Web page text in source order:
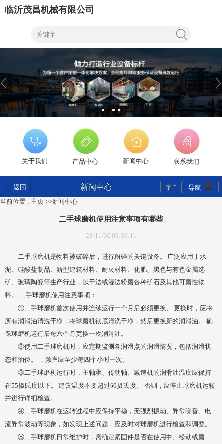
临沂茂昌机械有限公司
关于我们 产品中心 新闻中心 联系我们
返回 新闻中心 导航
字 +
当前位置 : 主页 >>新闻中心
二手球磨机使用注意事项有哪些
23/11/30 09:39:11
二手球磨机是物料被破碎后，进行粉碎的关键设备。 广泛应用于水
泥、硅酸盐制品、新型建筑材料、耐火材料、化肥、黑色与有色金属选
矿、玻璃陶瓷等生产行业，以干法或湿法粉磨各种矿石及其他可磨性物
料。 二手球磨机使用注意事项：
①二手球磨机首次使用并连续运行一个月后必须更换。 更换时，应将
所有润滑油清洗干净，将球磨机彻底清洗干净，然后更换新的润滑油。 确
保球磨机运行后每六个月更换一次润滑油。
②使用二手球磨机时，应定期监测各润滑点的润滑情况，包括润滑状
态和油位。 ，频率应至少每四个小时一次。
③二手球磨机运行时，主轴承、传动轴、减速机的润滑油温度应保持
在55摄氏度以下。 建议温度不要超过60摄氏度。 否则，应停止球磨机运转
并进行详细检查。
④二手球磨机在运转过程中应保持平稳，无强烈振动、异常噪音、电
流异常波动等现象，如发现上述问题，应及时对球磨机进行检查和调整。
⑤二手球磨机日常维护时，需确定紧固件是否在使用中、松动或磨